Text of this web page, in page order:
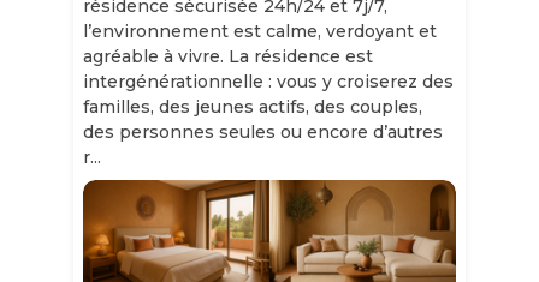
résidence sécurisée 24h/24 et 7j/7,
l’environnement est calme, verdoyant et
agréable à vivre. La résidence est
intergénérationnelle : vous y croiserez des
familles, des jeunes actifs, des couples,
des personnes seules ou encore d’autres
r...
Slide 1 of 11